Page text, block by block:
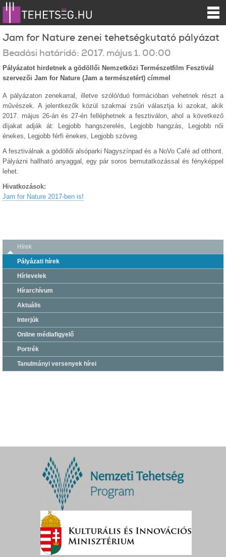
Jam for Nature zenei tehetségkutató pályázat
Beadási határidő: 2017. május 1. 00:00
Pályázatot hirdetnek a gödöllői Nemzetközi Természetfilm Fesztivál
szervezői Jam for Nature (Jam a természetért) címmel
A pályázaton zenekarral, illetve szóló/duó formációban vehetnek részt a
művészek. A jelentkezők közül szakmai zsűri választja ki azokat, akik
2017. május 26-án és 27-én felléphetnek a fesztiválon, ahol a következő
díjakat adják át: Legjobb hangszerelés, Legjobb hangzás, Legjobb női
énekes, Legjobb férfi énekes, Legjobb szöveg.
A fesztiválnak a gödöllői alsóparki Nagyszínpad és a NoVo Café ad otthont.
Pályázni hallható anyaggal, egy pár soros bemutatkozással és fényképpel
lehet.
Hivatkozások:
Jam for Nature 2017-ben is!
Hírek
Pályázati hírek
Hírlevelek
Hírarchívum
Aktuális
Interjúk
Online médiafigyelő
Portrék
Tanulmányi versenyek hírei